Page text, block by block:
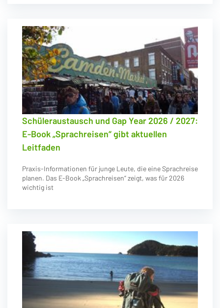
Schüleraustausch und Gap Year 2026 / 2027:
E-Book „Sprachreisen“ gibt aktuellen
Leitfaden
Praxis-Informationen für junge Leute, die eine Sprachreise
planen. Das E-Book „Sprachreisen“ zeigt, was für 2026
wichtig ist